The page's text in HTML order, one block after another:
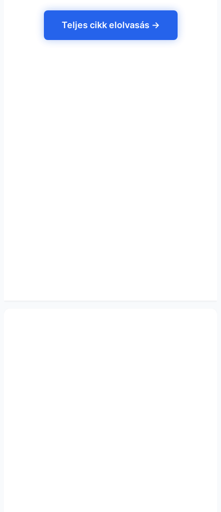
Teljes cikk elolvasás →